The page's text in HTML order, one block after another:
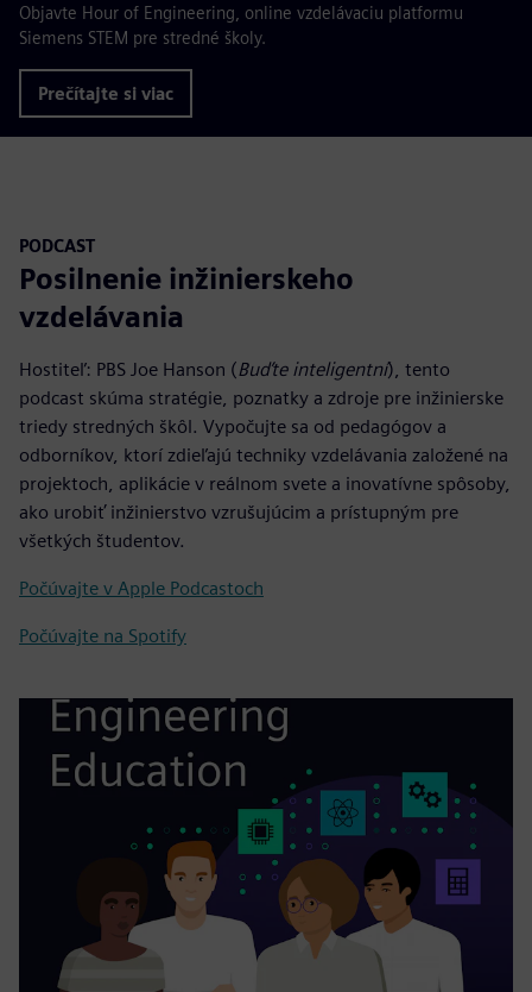
Objavte Hour of Engineering, online vzdelávaciu platformu
Siemens STEM pre stredné školy.
Prečítajte si viac
PODCAST
Posilnenie inžinierskeho
vzdelávania
Hostiteľ: PBS Joe Hanson (Buďte inteligentní), tento
podcast skúma stratégie, poznatky a zdroje pre inžinierske
triedy stredných škôl. Vypočujte sa od pedagógov a
odborníkov, ktorí zdieľajú techniky vzdelávania založené na
projektoch, aplikácie v reálnom svete a inovatívne spôsoby,
ako urobiť inžinierstvo vzrušujúcim a prístupným pre
všetkých študentov.
Počúvajte v Apple Podcastoch
Počúvajte na Spotify